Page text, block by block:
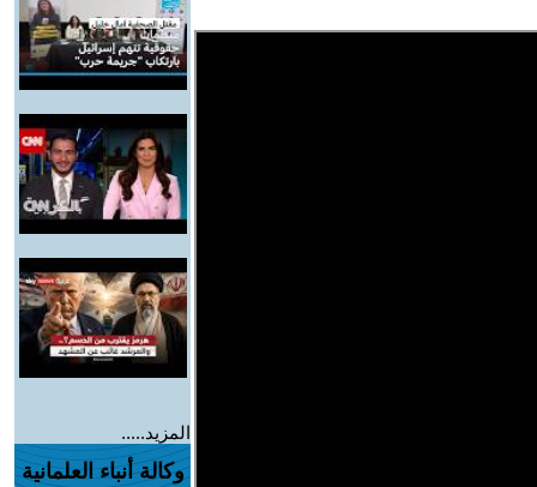
المزيد.....
وكالة أنباء العلمانية